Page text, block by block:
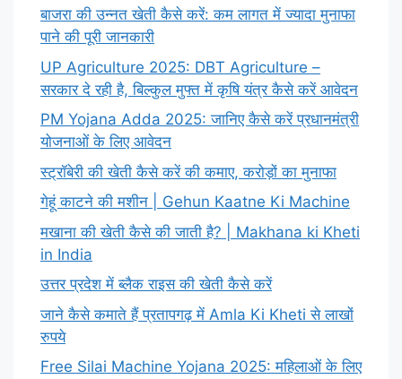
बाजरा की उन्नत खेती कैसे करें: कम लागत में ज्यादा मुनाफा
पाने की पूरी जानकारी
UP Agriculture 2025: DBT Agriculture –
सरकार दे रही है, बिल्कुल मुफ्त में कृषि यंत्र कैसे करें आवेदन
PM Yojana Adda 2025: जानिए कैसे करें प्रधानमंत्री
योजनाओं के लिए आवेदन
स्ट्रॉबेरी की खेती कैसे करें की कमाए, करोड़ों का मुनाफा
गेहूं काटने की मशीन | Gehun Kaatne Ki Machine
मखाना की खेती कैसे की जाती है? | Makhana ki Kheti
in India
उत्तर प्रदेश में ब्लैक राइस की खेती कैसे करें
जाने कैसे कमाते हैं प्रतापगढ़ में Amla Ki Kheti से लाखों
रुपये
Free Silai Machine Yojana 2025: महिलाओं के लिए